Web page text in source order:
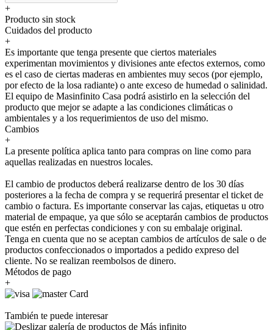
+
Producto sin stock
Cuidados del producto
+
Es importante que tenga presente que ciertos materiales
experimentan movimientos y divisiones ante efectos externos, como
es el caso de ciertas maderas en ambientes muy secos (por ejemplo,
por efecto de la losa radiante) o ante exceso de humedad o salinidad.
El equipo de Masinfinito Casa podrá asistirlo en la selección del
producto que mejor se adapte a las condiciones climáticas o
ambientales y a los requerimientos de uso del mismo.
Cambios
+
La presente política aplica tanto para compras on line como para
aquellas realizadas en nuestros locales.
El cambio de productos deberá realizarse dentro de los 30 días
posteriores a la fecha de compra y se requerirá presentar el ticket de
cambio o factura. Es importante conservar las cajas, etiquetas u otro
material de empaque, ya que sólo se aceptarán cambios de productos
que estén en perfectas condiciones y con su embalaje original.
Tenga en cuenta que no se aceptan cambios de artículos de sale o de
productos confeccionados o importados a pedido expreso del
cliente. No se realizan reembolsos de dinero.
Métodos de pago
+
También te puede interesar